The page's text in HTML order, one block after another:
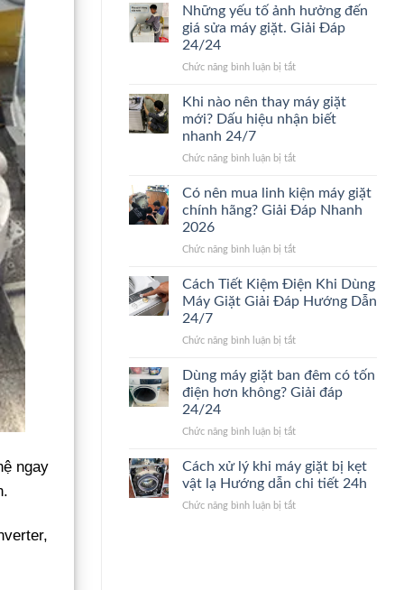
ngay
lâu?
Giải
tiết
24/24
thay
vòng
giặt
nhiêu?
Bảng
giá
tiết
Những yếu tố ảnh hưởng đến
giá sửa máy giặt. Giải Đáp
24/24
Chức năng bình luận bị tắtở
yếu
tố
ảnh
đến
sửa
máy
giặt.
Đáp
Khi nào nên thay máy giặt
mới? Dấu hiệu nhận biết
nhanh 24/7
Chức năng bình luận bị tắtở
nào
nên
thay
giặt
Dấu
hiệu
nhanh
Có nên mua linh kiện máy giặt
chính hãng? Giải Đáp Nhanh
2026
Chức năng bình luận bị tắtở
nên
mua
máy
chính
hãng?
Nhanh
Cách Tiết Kiệm Điện Khi Dùng
Máy Giặt Giải Đáp Hướng Dẫn
24/7
Chức năng bình luận bị tắtở
Tiết
Kiệm
Dùng
Giặt
Giải
Hướng
Dùng máy giặt ban đêm có tốn
điện hơn không? Giải đáp
24/24
Chức năng bình luận bị tắtở
máy
giặt
đêm
Cách xử lý khi máy giặt bị kẹt
vật lạ Hướng dẫn chi tiết 24h
Chức năng bình luận bị tắtở